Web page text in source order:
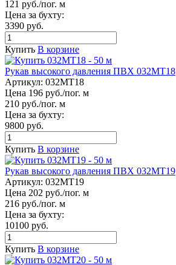
121 руб./пог. м
Цена за бухту:
3390 руб.
Купить В корзине
Рукав высокого давления ПВХ 032МТ18
Артикул: 032МТ18
Цена 196 руб./пог. м
210 руб./пог. м
Цена за бухту:
9800 руб.
Купить В корзине
Рукав высокого давления ПВХ 032МТ19
Артикул: 032МТ19
Цена 202 руб./пог. м
216 руб./пог. м
Цена за бухту:
10100 руб.
Купить В корзине